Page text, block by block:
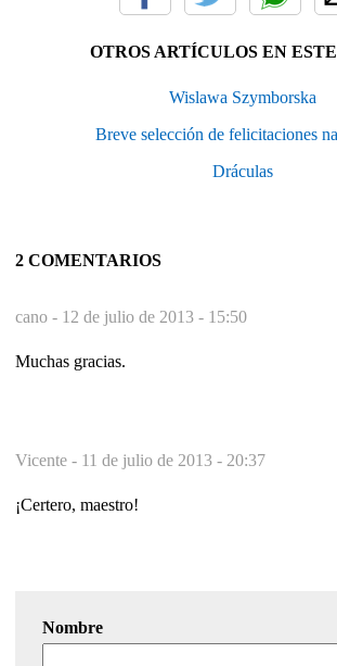
OTROS ARTÍCULOS EN
Wislawa Szymborska
Breve selección de felicitaciones
Dráculas
2 COMENTARIOS
cano - 12 de julio de 2013 - 15:50
Muchas gracias.
Vicente - 11 de julio de 2013 - 20:37
¡Certero, maestro!
Nombre